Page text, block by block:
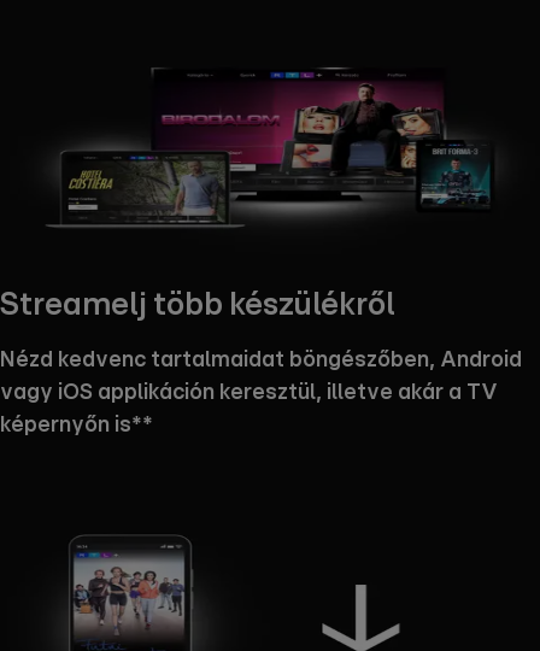
Streamelj több készülékről
Nézd kedvenc tartalmaidat böngészőben, Android
vagy iOS applikáción keresztül, illetve akár a TV
képernyőn is**